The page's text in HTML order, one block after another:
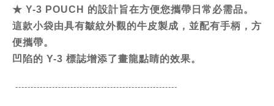
★ Y-3 POUCH 的設計旨在方便您攜帶日常必需品。
這款小袋由具有皺紋外觀的牛皮製成，並配有手柄，方
便攜帶。
凹陷的 Y-3 標誌增添了畫龍點睛的效果。
-----------------------------------------------------